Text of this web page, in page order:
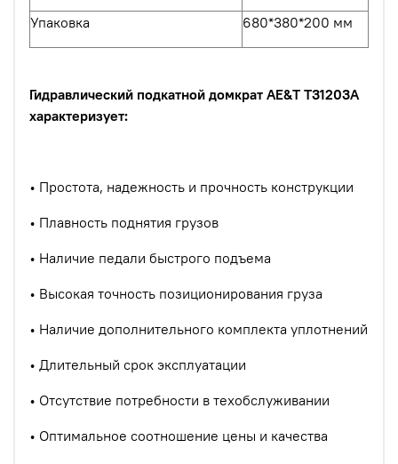
Упаковка 680*380*200 мм
Гидравлический подкатной домкрат AE&T T31203A
характеризует:
• Простота, надежность и прочность конструкции
• Плавность поднятия грузов
• Наличие педали быстрого подъема
• Высокая точность позиционирования груза
• Наличие дополнительного комплекта уплотнений
• Длительный срок эксплуатации
• Отсутствие потребности в техобслуживании
• Оптимальное соотношение цены и качества